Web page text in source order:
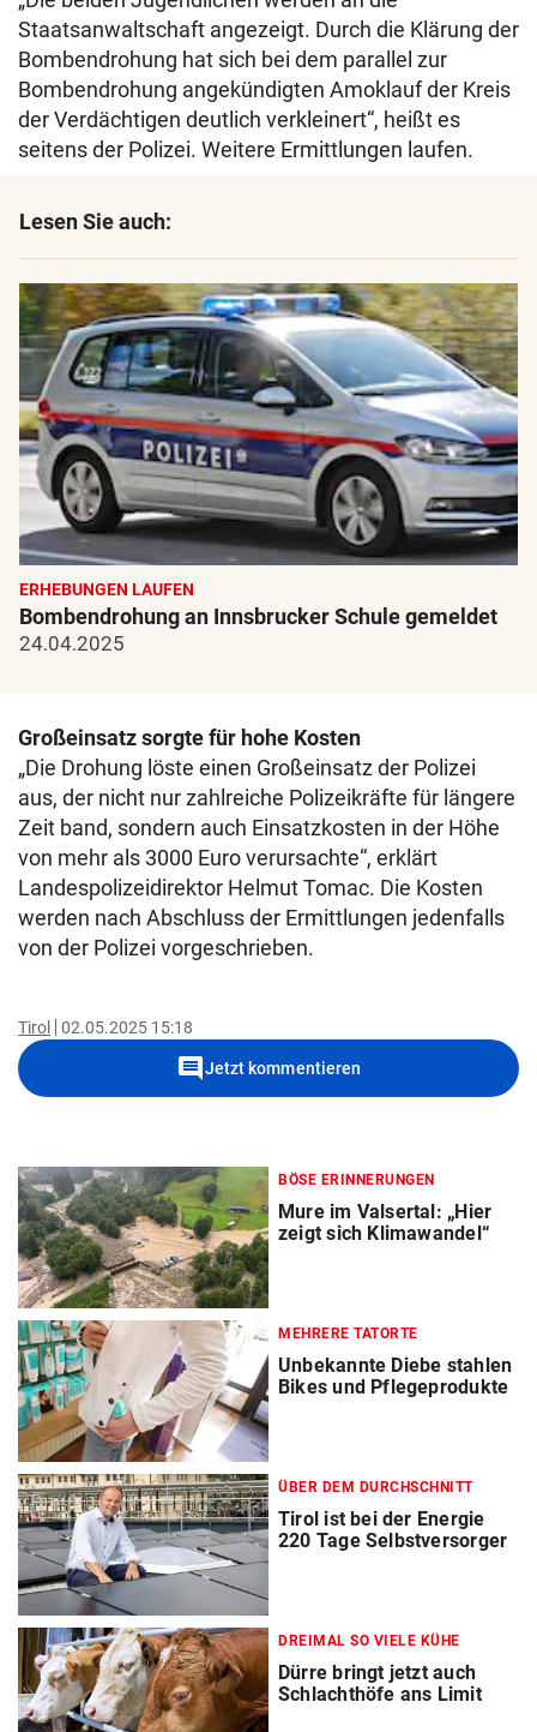
Staatsanwaltschaft angezeigt. Durch die Klärung der
Bombendrohung hat sich bei dem parallel zur
Bombendrohung angekündigten Amoklauf der Kreis
der Verdächtigen deutlich verkleinert“, heißt es
seitens der Polizei. Weitere Ermittlungen laufen.
Lesen Sie auch:
ERHEBUNGEN LAUFEN
Bombendrohung an Innsbrucker Schule gemeldet
24.04.2025
Großeinsatz sorgte für hohe Kosten
„Die Drohung löste einen Großeinsatz der Polizei
aus, der nicht nur zahlreiche Polizeikräfte für längere
Zeit band, sondern auch Einsatzkosten in der Höhe
von mehr als 3000 Euro verursachte“, erklärt
Landespolizeidirektor Helmut Tomac. Die Kosten
werden nach Abschluss der Ermittlungen jedenfalls
von der Polizei vorgeschrieben.
Tirol 02.05.2025 15:18
commentJetzt kommentieren
BÖSE ERINNERUNGEN
Mure im Valsertal: „Hier
zeigt sich Klimawandel“
MEHRERE TATORTE
Unbekannte Diebe stahlen
Bikes und Pflegeprodukte
ÜBER DEM DURCHSCHNITT
Tirol ist bei der Energie
220 Tage Selbstversorger
DREIMAL SO VIELE KÜHE
Dürre bringt jetzt auch
Schlachthöfe ans Limit